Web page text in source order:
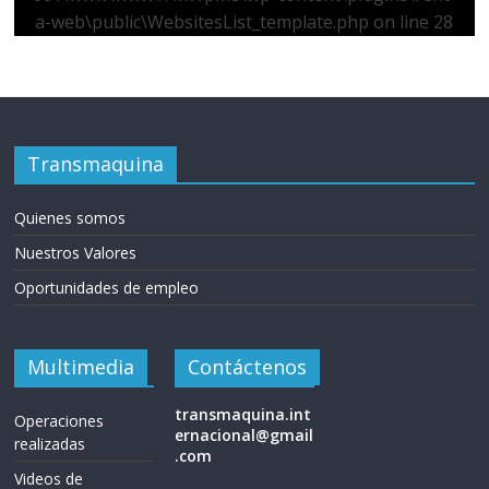
a-web\public\WebsitesList_template.php on line 28
Transmaquina
Quienes somos
Nuestros Valores
Oportunidades de empleo
Multimedia
Operaciones
realizadas
Videos de
Contáctenos
transmaquina.int
ernacional@gmail
.com